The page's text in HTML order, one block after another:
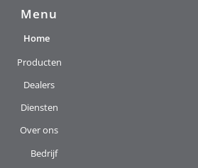
Menu
Home
Producten
Dealers
Diensten
Over ons
Bedrijf